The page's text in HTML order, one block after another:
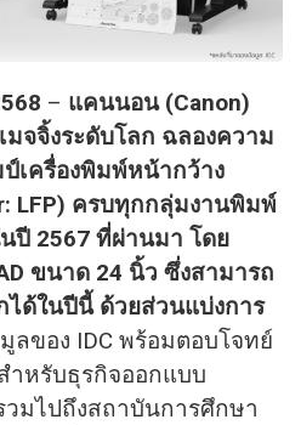
– แคนนอน (Canon)
จจิ้งระดับโลก ฉลองความ
เครื่องพิมพ์หน้ากว้าง
LFP) ครบทุกกลุ่มงานพิมพ์
ปี 2567 ที่ผ่านมา โดย
ขนาด 24 นิ้ว ซึ่งสามารถ
ได้ในปีนี้ ด้วยส่วนแบ่งการ
ลของ IDC พร้อมตอบโจทย์
หรับธุรกิจออกแบบ
มไปถึงสถาบันการศึกษา